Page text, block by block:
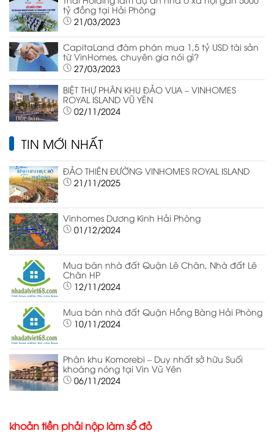
tỷ đồng tại Hải Phòng
21/03/2023
CapitaLand đàm phán mua 1,5 tỷ USD tài sản
từ VinHomes, chuyên gia nói gì?
27/03/2023
BIỆT THỰ PHÂN KHU ĐẢO VUA – VINHOMES
ROYAL ISLAND VŨ YÊN
02/11/2024
TIN MỚI NHẤT
ĐẢO THIÊN ĐƯỜNG VINHOMES ROYAL ISLAND
21/11/2025
Vinhomes Dương Kinh Hải Phòng
01/12/2024
Mua bán nhà đất Quận Lê Chân, Nhà đất Lê
Chân HP
12/11/2024
Mua bán nhà đất Quận Hồng Bàng Hải Phòng
10/11/2024
Phân khu Komorebi – Duy nhất sở hữu Suối
khoáng nóng tại Vin Vũ Yên
06/11/2024
khoản tiền phải nộp làm sổ đỏ